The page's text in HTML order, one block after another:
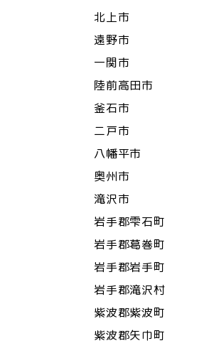
北上市
遠野市
一関市
陸前高田市
釜石市
二戸市
八幡平市
奥州市
滝沢市
岩手郡雫石町
岩手郡葛巻町
岩手郡岩手町
岩手郡滝沢村
紫波郡紫波町
紫波郡矢巾町